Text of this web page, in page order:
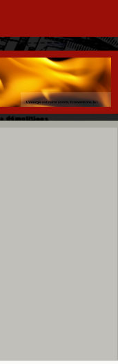
L'énergie est notre avenir, économisons-la !